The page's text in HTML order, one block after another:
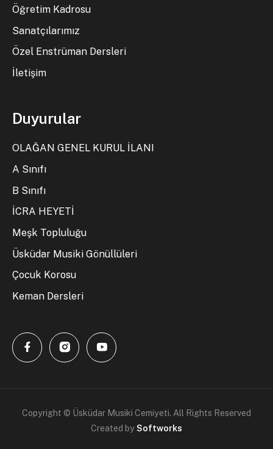
Öğretim Kadrosu
Sanatçılarımız
Özel Enstrüman Dersleri
İletişim
Duyurular
OLAĞAN GENEL KURUL İLANI
A Sınıfı
B Sınıfı
İCRA HEYETİ
Meşk Topluluğu
Üsküdar Musiki Gönüllüleri
Çocuk Korosu
Keman Dersleri
Copyright © Üsküdar Musiki Cemiyeti. All Rights Reserved
Created bySoftworks